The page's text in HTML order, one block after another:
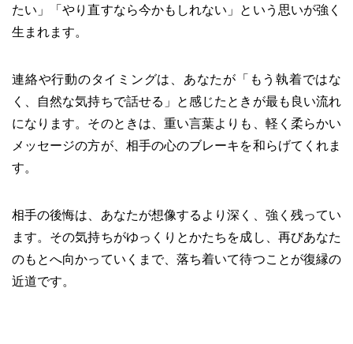
たい」「やり直すなら今かもしれない」という思いが強く
生まれます。
連絡や行動のタイミングは、あなたが「もう執着ではな
く、自然な気持ちで話せる」と感じたときが最も良い流れ
になります。そのときは、重い言葉よりも、軽く柔らかい
メッセージの方が、相手の心のブレーキを和らげてくれま
す。
相手の後悔は、あなたが想像するより深く、強く残ってい
ます。その気持ちがゆっくりとかたちを成し、再びあなた
のもとへ向かっていくまで、落ち着いて待つことが復縁の
近道です。